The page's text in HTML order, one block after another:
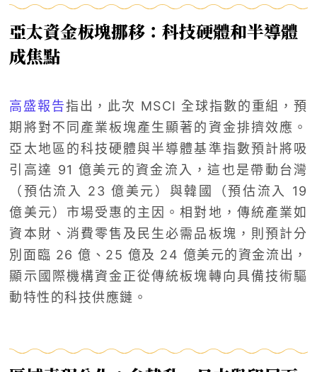
亞太資金板塊挪移：科技硬體和半導體
成焦點
高盛報告指出，此次 MSCI 全球指數的重組，預
期將對不同產業板塊產生顯著的資金排擠效應。
亞太地區的科技硬體與半導體基準指數預計將吸
引高達 91 億美元的資金流入，這也是帶動台灣
（預估流入 23 億美元）與韓國（預估流入 19
億美元）市場受惠的主因。相對地，傳統產業如
資本財、消費零售及民生必需品板塊，則預計分
別面臨 26 億、25 億及 24 億美元的資金流出，
顯示國際機構資金正從傳統板塊轉向具備技術驅
動特性的科技供應鏈。